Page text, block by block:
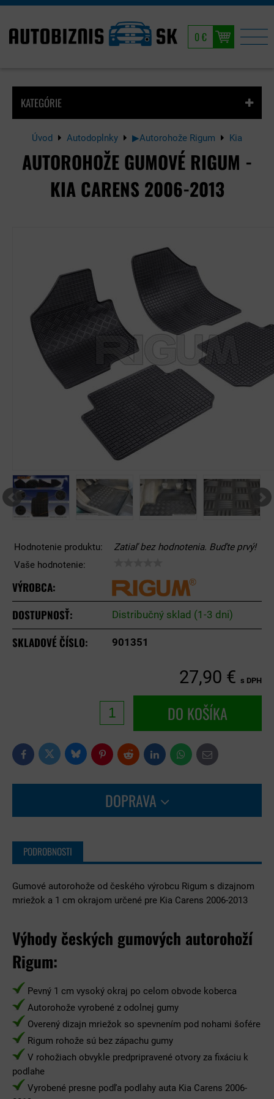
0 €
KATEGÓRIE
Úvod Autodoplnky ▶Autorohože Rigum Kia
AUTOROHOŽE GUMOVÉ RIGUM -
KIA CARENS 2006-2013
Hodnotenie produktu:
Zatiaľ bez hodnotenia. Buďte prvý!
Vaše hodnotenie:
VÝROBCA:
DOSTUPNOSŤ:
Distribučný sklad (1-3 dni)
SKLADOVÉ ČÍSLO: 901351
27,90 € s DPH
DO KOŠÍKA
FacebookTwitter BlueskyPinterestReddit LinkedInWhatsApp
E-
mail
DOPRAVA
PODROBNOSTI
Gumové autorohože od českého výrobcu Rigum s dizajnom
mriežok a 1 cm okrajom určené pre Kia Carens 2006-2013
Výhody českých gumových autorohoží
Rigum:
Pevný 1 cm vysoký okraj po celom obvode koberca
Autorohože vyrobené z odolnej gumy
Overený dizajn mriežok so spevnením pod nohami šofére
Rigum rohože sú bez zápachu gumy
V rohožiach obvykle predpripravené otvory za fixáciu k
podlahe
Vyrobené presne podľa podlahy auta Kia Carens 2006-